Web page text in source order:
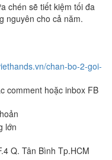
chén sẽ tiết kiệm tối đa
nguyên cho cả năm.
chan-bo-2-goi-
comment hoặc inbox FB
lớn
Q. Tân Bình Tp.HCM